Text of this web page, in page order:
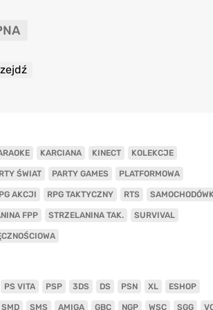
KARCIANA KINECT KOLEKCJE
ŚWIAT PARTY GAMES PLATFORMOWA
AKCJI RPG TAKTYCZNY RTS
FPP STRZELANINA TAK. SURVIVAL
PS VITA PSP 3DS DS PSN XL ESHOP
SMD SMS AMIGA GBC NGP WSC SGG